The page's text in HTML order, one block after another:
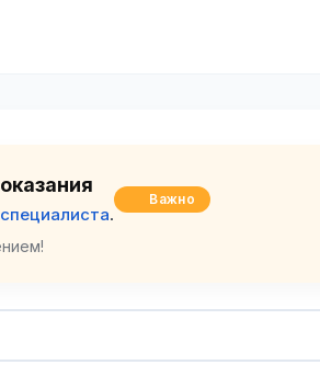
.
Важно